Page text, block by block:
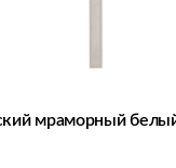
мраморный